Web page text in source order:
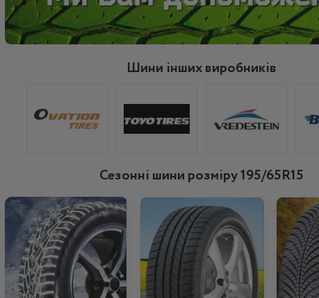
Шини інших виробників
Сезонні шини розміру 195/65R15